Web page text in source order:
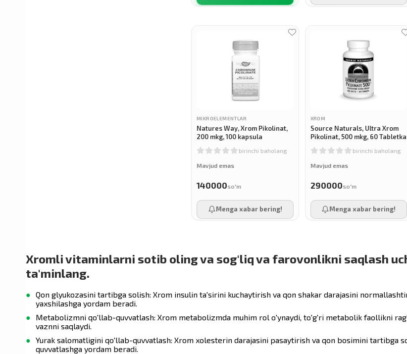
Trace Minerals
Orthomol
MIKROELEMENTLAR
Natures Way, Xrom Pikolinat,
200 mkg, 100 kapsula
birinchi baholang
Mavjud emas
140000so'm
Menga xabar bering!
XROM
Source Naturals, Ultra Xrom
Pikolinat, 500 mkg, 60 Tabletka
birinchi baholang
Mavjud emas
290000so'm
Menga xabar bering!
Xromli vitaminlarni sotib oling va sog'liq va farovonlikni saqlash
ta'minlang.
Qon glyukozasini tartibga solish: Xrom insulin ta'sirini kuchaytirish va qon shakar darajasini
yaxshilashga yordam beradi.
Metabolizmni qo'llab-quvvatlash: Xrom metabolizmda muhim rol o'ynaydi, to'g'ri metabolik faollikni
vaznni saqlaydi.
Yurak salomatligini qo'llab-quvvatlash: Xrom xolesterin darajasini pasaytirish va qon bosimini tartibga
quvvatlashga yordam beradi.